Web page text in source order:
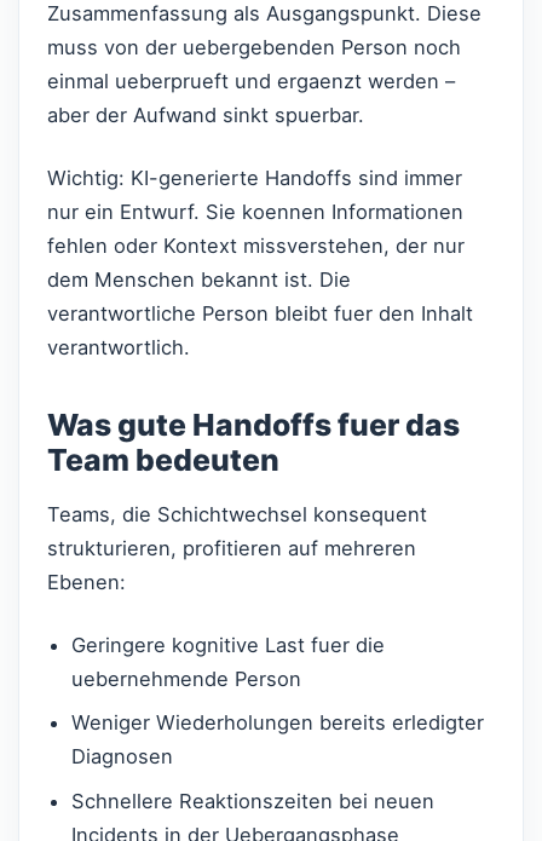
Zusammenfassung als Ausgangspunkt. Diese
muss von der uebergebenden Person noch
einmal ueberprueft und ergaenzt werden –
aber der Aufwand sinkt spuerbar.
Wichtig: KI-generierte Handoffs sind immer
nur ein Entwurf. Sie koennen Informationen
fehlen oder Kontext missverstehen, der nur
dem Menschen bekannt ist. Die
verantwortliche Person bleibt fuer den Inhalt
verantwortlich.
Was gute Handoffs fuer das
Team bedeuten
Teams, die Schichtwechsel konsequent
strukturieren, profitieren auf mehreren
Ebenen:
Geringere kognitive Last fuer die
uebernehmende Person
Weniger Wiederholungen bereits erledigter
Diagnosen
Schnellere Reaktionszeiten bei neuen
Incidents in der Uebergangsphase